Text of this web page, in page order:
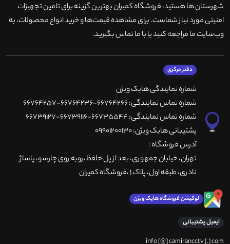
شهرستان ها هستید، فروشگاه کمیران بهترین گزینه برای تامین تجهیزات
امنیتی مورد نیاز شماست. برای مشاهده قیمت‌ها و خرید انواع محصولات، به
وب‌سایت ما مراجعه کنید یا با ما تماس بگیرید.
دفتر مرکزی
شماره نمایندگی هایک ویژن
شماره تماس نمایندگی: 66764266-66764236-66764257
شماره تماس نمایندگی: 66735544-66739116-66739127
پشتیبانی هایک ویژن: 09901200130
آدرس فروشگاه :
تهران، خيابان جمهوری، بعد از پل حافظ،روبه روی چارسو، پاساژ
نادری، طبقه اول، پلاک 1 ،فروشگاه کمیران
لوکیشن فروشگاه هایک ویژن
ایمیل پشتیبانی